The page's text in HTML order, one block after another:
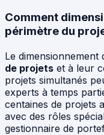
Comment
périmètre du
Le dimensionnement
de projets et à leur
projets simultanés
experts à temps
centaines de projets
avec des rôles
gestionnaire de